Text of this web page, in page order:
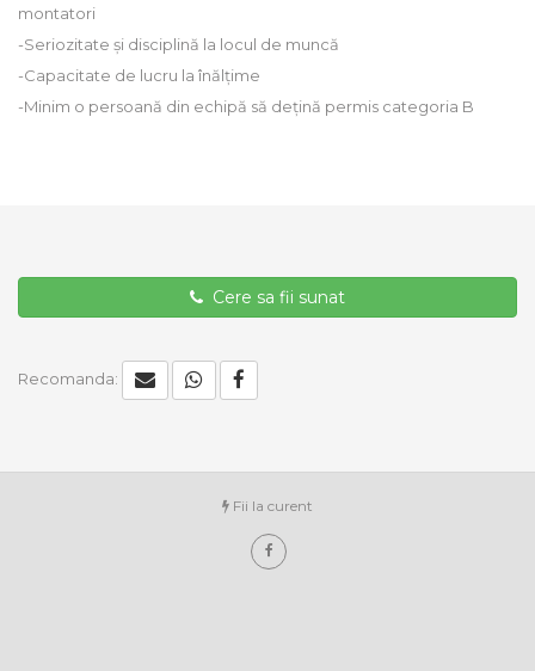
montatori
-Seriozitate și disciplină la locul de muncă
-Capacitate de lucru la înălțime
-Minim o persoană din echipă să dețină permis categoria B
Cere sa fii sunat
Recomanda:
Fii la curent